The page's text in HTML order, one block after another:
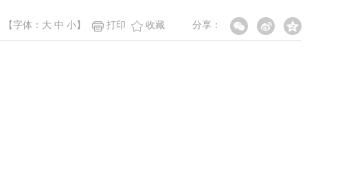
分享：
【字体： 大 中 小 】 打印 收藏